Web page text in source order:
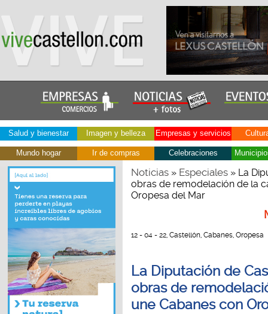
Salud y bienestar Imagen y belleza Empresas y servicios
Mundo hogar Ir de compras Celebraciones
Noticias» Especiales» La
obras de remodelación de la
Oropesa del Mar
12 - 04 - 22, Castellón, Cabanes, Oropesa
La Diputación de
obras de
une Cabanes con